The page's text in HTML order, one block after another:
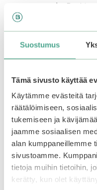
Suostumus
Tämä sivusto käyttää
Käytämme evästeitä
räätälöimiseen,
tukemiseen ja
jaamme sosiaalisen
alan kumppaneillemme
sivustoamme.
tietoja muihin tietoihin,
kerätty, kun olet
tavoin
: Pyyhi
aamulla ja/tai
lappu kasvoille
minuuttia.
kosteutusta.
Saatat myös